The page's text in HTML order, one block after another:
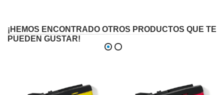
¡HEMOS ENCONTRADO OTROS PRODUCTOS QUE TE
PUEDEN GUSTAR!